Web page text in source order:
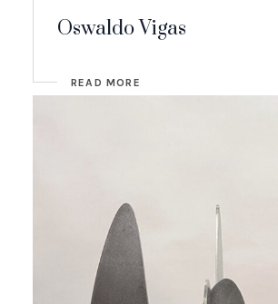
Oswaldo Vigas
READ MORE